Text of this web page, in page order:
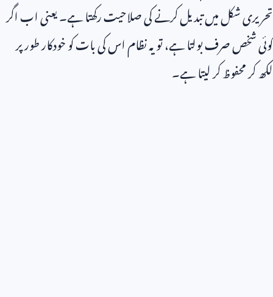
تحریری شکل میں تبدیل کرنے کی صلاحیت رکھتا ہے۔ یعنی اب اگر
کوئی شخص صرف بولتا ہے، تو یہ نظام اس کی بات کو خودکار طور پر
لکھ کر محفوظ کر لیتا ہے۔